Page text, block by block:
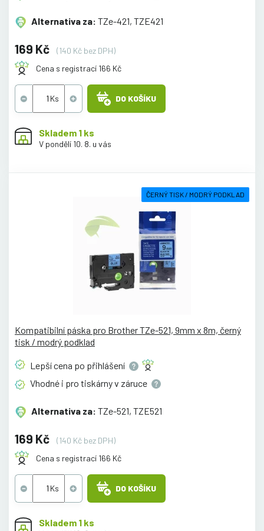
Alternativa za: TZe-421, TZE421
169 Kč
(140 Kč bez DPH)
Cena s registrací 166 Kč
DO KOŠÍKU
Skladem 1 ks
V pondělí 10. 8. u vás
ČERNÝ TISK / MODRÝ PODKLAD
Kompatibilní páska pro Brother TZe-521, 9mm x 8m, černý
tisk / modrý podklad
Lepší cena po přihlášení
Vhodné i pro tiskárny v záruce
Alternativa za: TZe-521, TZE521
169 Kč
(140 Kč bez DPH)
Cena s registrací 166 Kč
DO KOŠÍKU
Skladem 1 ks